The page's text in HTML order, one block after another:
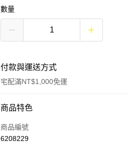
數量
付款與運送方式
宅配滿NT$1,000免運
付款方式
信用卡一次付款
商品特色
商品編號
6208229